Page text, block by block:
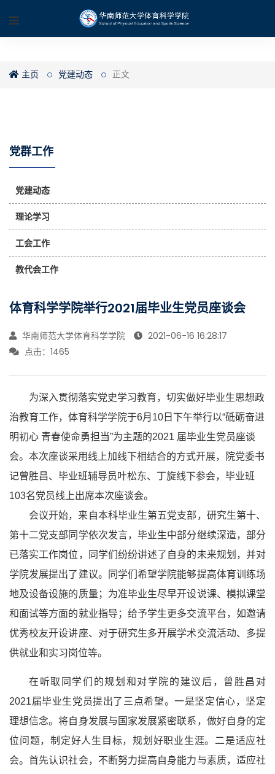
主页 党建动态 正文
党群工作
党建动态
理论学习
工会工作
教代会工作
体育科学学院举行2021届毕业生党员座谈会
华南师范大学体育科学学院
2021-06-16 16:28:17
点击： 1465
为深入贯彻落实党史学习教育， 切实做好毕业生思想政
治教育工作， 体育科学学院于6月 10 日下午举行以“砥砺奋进
明初心 青春使命勇担当”为主题的2021 届毕业生党员座谈
会。 本次座谈采用线上加线下相结合的方式开展，
院党委书
记曾胜昌、毕业班辅导员叶松东、丁旋线下参会，毕业班
103名党员线上出席本次座谈会。
会议开始， 来自本科毕业生第五党支部， 研究生第十、
第十二党支部 同学依次发言，毕业生中部分继续深造，部分
已落实工作岗位，同学们纷纷讲述了自身的未来规划，并对
学院发展提出了建议。同学们希望学院能够提高体育训练场
地及设备设施的质量；为准毕业生尽早开设说课、模拟课堂
和面试等方面的就业指导；给予学生更多交流平台，如邀请
优秀校友开设讲座、对于研究生多开展学术交流活动、多提
供就业和实习岗位等。
在听取 同学们的规划 和 对学院的建议后，曾胜昌对
2021届毕业生党员提出了三点希望。一是坚定信心，坚定
理想信念。将自身发展与国家发展紧密联系，做好自身的定
位问题，制定好人生目标，规划好职业生涯。二是适应社
会。首先认识社会，不断努力提高自身能力与素质，适应社